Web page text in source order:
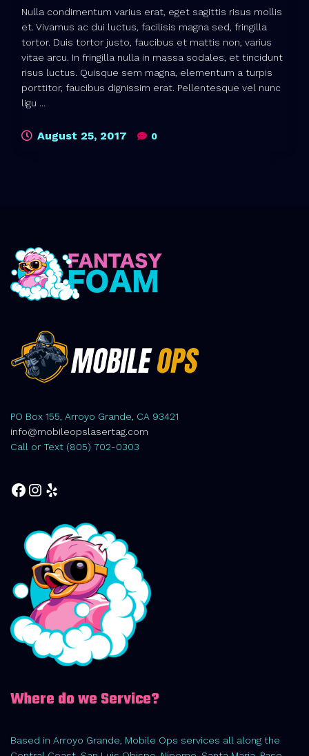
Nulla condimentum varius erat, eget sagittis risus mollis
et. Vivamus ac dui luctus, facilisis magna sed, fringilla
tortor. Duis tortor justo, faucibus et mattis non, varius
vitae arcu. In fringilla nulla in massa sodales, et tincidunt
risus luctus. Quisque sem magna, elementum a turpis
porttitor, faucibus dignissim erat. Pellentesque vel nunc
ligu ...
August 25, 2017 0
PO Box 155, Arroyo Grande, CA 93421
info@mobileopslasertag.com
Call or Text (805) 702-0303
Facebook
Instagram
Yelp
Where do we Service?
Based in Arroyo Grande, Mobile Ops services all along the